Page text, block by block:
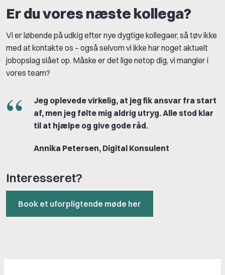
Er du vores næste kollega?
Vi er løbende på udkig efter nye dygtige kollegaer, så tøv ikke
med at kontakte os – også selvom vi ikke har noget aktuelt
jobopslag slået op. Måske er det lige netop dig, vi mangler i
vores team?
Jeg oplevede virkelig, at jeg fik ansvar fra start
af, men jeg følte mig aldrig utryg. Alle stod klar
til at hjælpe og give gode råd.
Annika Petersen, Digital Konsulent
Interesseret?
Book et uforpligtende møde her